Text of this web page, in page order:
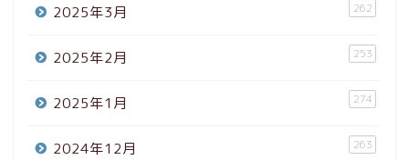
2025年3月 262
2025年2月 253
2025年1月 274
2024年12月 263